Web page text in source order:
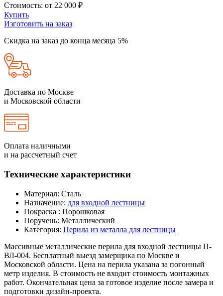
Стоимость: от 22 000 ₽
Купить
Изготовить на заказ
Скидка на заказ до конца месяца 5%
Доставка по Москве
и Московской области
Оплата наличными
и на рассчетный счет
Технические характеристики
Материал: Сталь
Назначение: для входной лестницы
Покраска : Порошковая
Поручень: Металлический
Категория: Перила из металла для лестницы
Массивные металлические перила для входной лестницы П-
ВЛ-004. Бесплатный выезд замерщика по Москве и
Московской области. Цена на перила указана за погонный
метр изделия. В стоимость не входит стоимость монтажных
работ. Окончательная цена за готовое изделие после замера и
подготовки дизайн-проекта.